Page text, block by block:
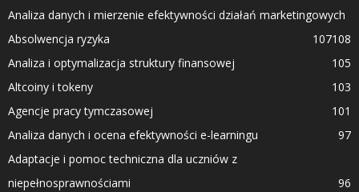
Analiza danych i mierzenie efektywności działań marketingowych
108
Absolwencja ryzyka
107
Analiza i optymalizacja struktury finansowej
105
Altcoiny i tokeny
103
Agencje pracy tymczasowej
101
Analiza danych i ocena efektywności e-learningu
97
Adaptacje i pomoc techniczna dla uczniów z
niepełnosprawnościami
96